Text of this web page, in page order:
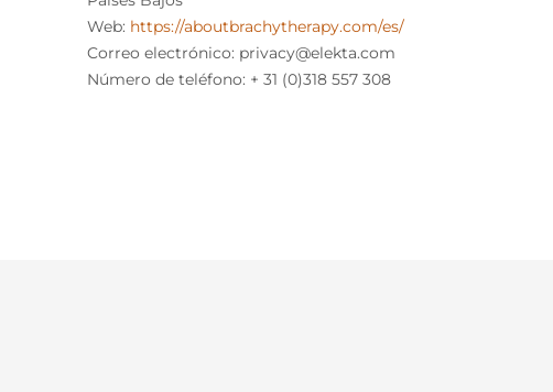
Web: https://aboutbrachytherapy.com/es/
Correo electrónico: privacy@elekta.com
Número de teléfono: + 31 (0)318 557 308